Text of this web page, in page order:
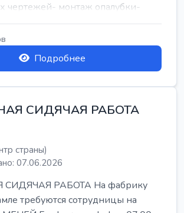
чертежей- монтаж опалубки-
Подробнее
СИДЯЧАЯ РАБОТА
страны)
07.06.2026
РАБОТА На фабрику
требуются сотрудницы на